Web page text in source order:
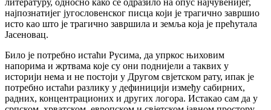
најпознатијег југословенског писца који је трагично завршио
исто као што је трагично завршила и земља која је прећутала
Јасеновац.
Било је потребно истаћи Русима, да упркос њиховим
напорима и жртвама које су они поднијели а таквих у
историји нема и не постоји у Другом свјетском рату, ипак је
потребно истаћи разлику у дефиницији између сабирних,
радних, концентрационих и других логора. Истакао сам да у